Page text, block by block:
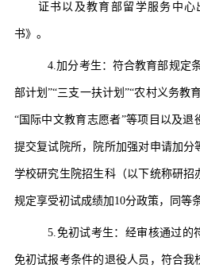
证书以及教育部留学服务中
书》。
4.加分考生：符合教育部规定
部计划”“三支一扶计划”“农村义务教
“国际中文教育志愿者”等项目以及
提交复试院所，院所加强对申请加分
学校研究生院招生科（以下统称研招
规定享受初试成绩加10分政策，同等
5.免初试考生：经审核通过的
免初试报考条件的退役人员，符合我